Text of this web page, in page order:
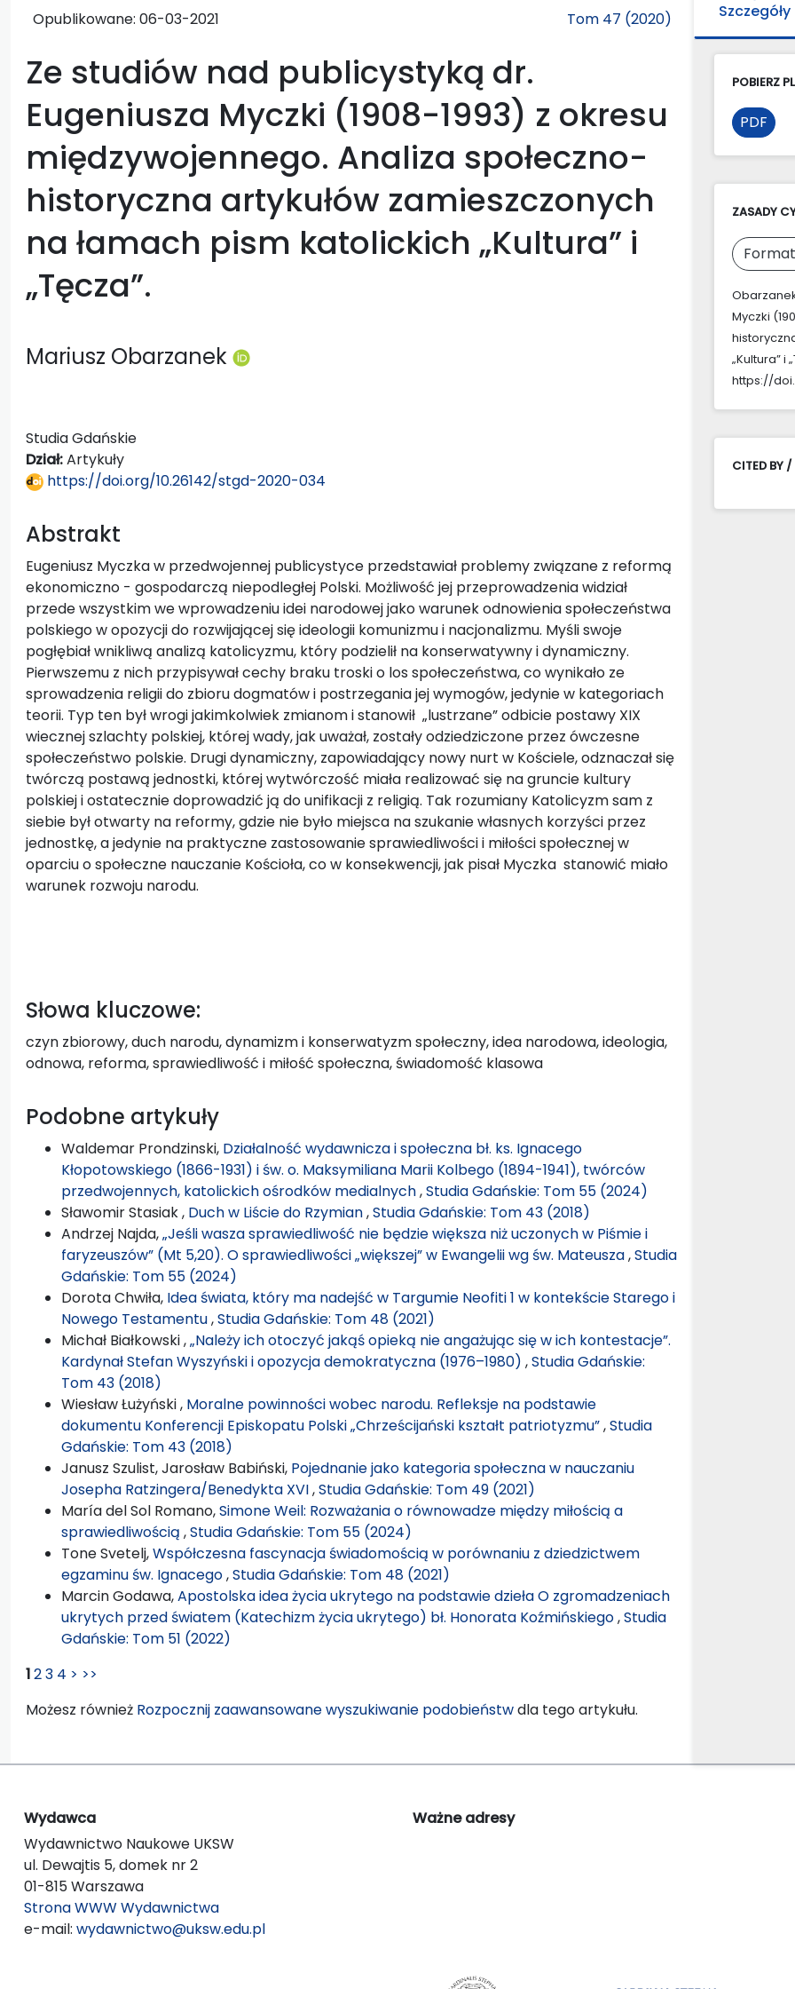
Opublikowane: 06-03-2021 Tom 47 (2020)
Ze studiów nad publicystyką dr.
Eugeniusza Myczki (1908-1993) z okresu
międzywojennego. Analiza społeczno-
historyczna artykułów zamieszczonych
na łamach pism katolickich „Kultura” i
„Tęcza”.
Mariusz Obarzanek
Studia Gdańskie
Dział:Artykuły
https://doi.org/10.26142/stgd-2020-034
Abstrakt
Eugeniusz Myczka w przedwojennej publicystyce przedstawiał problemy związane z reformą
ekonomiczno - gospodarczą niepodległej Polski. Możliwość jej przeprowadzenia widział
przede wszystkim we wprowadzeniu idei narodowej jako warunek odnowienia społeczeństwa
polskiego w opozycji do rozwijającej się ideologii komunizmu i nacjonalizmu. Myśli swoje
pogłębiał wnikliwą analizą katolicyzmu, który podzielił na konserwatywny i dynamiczny.
Pierwszemu z nich przypisywał cechy braku troski o los społeczeństwa, co wynikało ze
sprowadzenia religii do zbioru dogmatów i postrzegania jej wymogów, jedynie w kategoriach
teorii. Typ ten był wrogi jakimkolwiek zmianom i stanowił „lustrzane” odbicie postawy XIX
wiecznej szlachty polskiej, której wady, jak uważał, zostały odziedziczone przez ówczesne
społeczeństwo polskie. Drugi dynamiczny, zapowiadający nowy nurt w Kościele, odznaczał się
twórczą postawą jednostki, której wytwórczość miała realizować się na gruncie kultury
polskiej i ostatecznie doprowadzić ją do unifikacji z religią. Tak rozumiany Katolicyzm sam z
siebie był otwarty na reformy, gdzie nie było miejsca na szukanie własnych korzyści przez
jednostkę, a jedynie na praktyczne zastosowanie sprawiedliwości i miłości społecznej w
oparciu o społeczne nauczanie Kościoła, co w konsekwencji, jak pisał Myczka stanowić miało
warunek rozwoju narodu.
Słowa kluczowe:
czyn zbiorowy, duch narodu, dynamizm i konserwatyzm społeczny, idea narodowa, ideologia,
odnowa, reforma, sprawiedliwość i miłość społeczna, świadomość klasowa
Podobne artykuły
Waldemar Prondzinski, Działalność wydawnicza i społeczna bł. ks. Ignacego
Kłopotowskiego (1866-1931) i św. o. Maksymiliana Marii Kolbego (1894-1941), twórców
przedwojennych, katolickich ośrodków medialnych,Studia Gdańskie: Tom 55 (2024)
Sławomir Stasiak , Duch w Liście do Rzymian,Studia Gdańskie: Tom 43 (2018)
Andrzej Najda,„Jeśli wasza sprawiedliwość nie będzie większa niż uczonych w Piśmie i
faryzeuszów” (Mt 5,20). O sprawiedliwości „większej” w Ewangelii wg św. Mateusza,Studia
Gdańskie: Tom 55 (2024)
Dorota Chwiła, Idea świata, który ma nadejść w Targumie Neofiti 1 w kontekście Starego i
Nowego Testamentu,Studia Gdańskie: Tom 48 (2021)
Michał Białkowski ,„Należy ich otoczyć jakąś opieką nie angażując się w ich kontestacje”.
Kardynał Stefan Wyszyński i opozycja demokratyczna (1976–1980) ,Studia Gdańskie:
Tom 43 (2018)
Wiesław Łużyński , Moralne powinności wobec narodu. Refleksje na podstawie
dokumentu Konferencji Episkopatu Polski „Chrześcijański kształt patriotyzmu”,Studia
Gdańskie: Tom 43 (2018)
Janusz Szulist, Jarosław Babiński, Pojednanie jako kategoria społeczna w nauczaniu
Josepha Ratzingera/Benedykta XVI,Studia Gdańskie: Tom 49 (2021)
María del Sol Romano,Simone Weil: Rozważania o równowadze między miłością a
sprawiedliwością ,Studia Gdańskie: Tom 55 (2024)
Tone Svetelj,Współczesna fascynacja świadomością w porównaniu z dziedzictwem
egzaminu św. Ignacego,Studia Gdańskie: Tom 48 (2021)
Marcin Godawa,Apostolska idea życia ukrytego na podstawie dzieła O zgromadzeniach
ukrytych przed światem (Katechizm życia ukrytego) bł. Honorata Koźmińskiego,Studia
Gdańskie: Tom 51 (2022)
123 4 > >>
Możesz również Rozpocznij zaawansowane wyszukiwanie podobieństwdla tego artykułu.
Szczegóły
POBIERZ
PDF
ZASADY
Myczki
„Kultura” i
https://
CITED BY /
Wydawca
Wydawnictwo Naukowe UKSW
ul. Dewajtis 5, domek nr 2
01-815 Warszawa
Strona WWW Wydawnictwa
e-mail: wydawnictwo@uksw.edu.pl
Ważne adresy